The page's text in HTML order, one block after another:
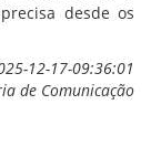
desde os
12-17-09:36:01
de Comunicação